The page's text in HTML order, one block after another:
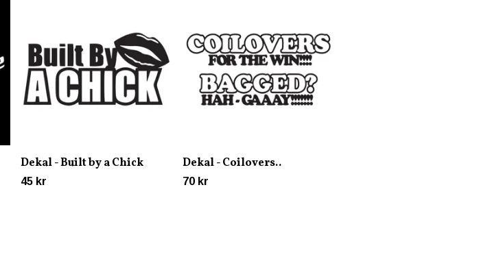
Dekal - Built by a Chick
45 kr
Dekal - Coilovers..
70 kr